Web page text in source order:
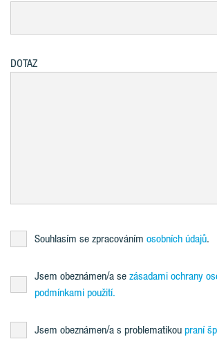
DOTAZ
Souhlasím se zpracováním osobních údajů.
Jsem obeznámen/a se zásadami ochrany
podmínkami použití.
Jsem obeznámen/a s problematikou praní